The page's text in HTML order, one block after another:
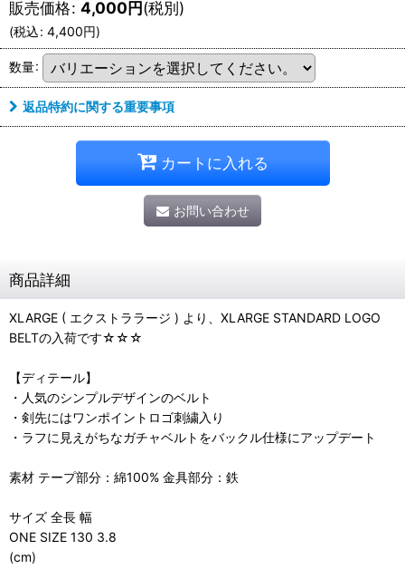
販売価格: 4,000円(税別)
(税込: 4,400円)
数量:
返品特約に関する重要事項
カートに入れる
お問い合わせ
商品詳細
XLARGE ( エクストララージ ) より、XLARGE STANDARD LOGO
BELTの入荷です☆☆☆
【ディテール】
・人気のシンプルデザインのベルト
・剣先にはワンポイントロゴ刺繍入り
・ラフに見えがちなガチャベルトをバックル仕様にアップデート
素材 テープ部分：綿100% 金具部分：鉄
サイズ 全長 幅
ONE SIZE 130 3.8
(cm)